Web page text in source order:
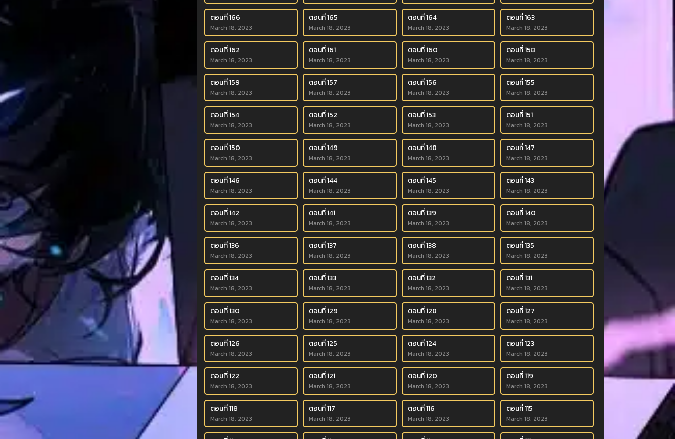
ตอนที่ 166
March 18, 2023
ตอนที่ 165
March 18, 2023
ตอนที่ 164
March 18, 2023
ตอนที่ 163
March 18, 2023
ตอนที่ 162
March 18, 2023
ตอนที่ 161
March 18, 2023
ตอนที่ 160
March 18, 2023
ตอนที่ 158
March 18, 2023
ตอนที่ 159
March 18, 2023
ตอนที่ 157
March 18, 2023
ตอนที่ 156
March 18, 2023
ตอนที่ 155
March 18, 2023
ตอนที่ 154
March 18, 2023
ตอนที่ 152
March 18, 2023
ตอนที่ 153
March 18, 2023
ตอนที่ 151
March 18, 2023
ตอนที่ 150
March 18, 2023
ตอนที่ 149
March 18, 2023
ตอนที่ 148
March 18, 2023
ตอนที่ 147
March 18, 2023
ตอนที่ 146
March 18, 2023
ตอนที่ 144
March 18, 2023
ตอนที่ 145
March 18, 2023
ตอนที่ 143
March 18, 2023
ตอนที่ 142
March 18, 2023
ตอนที่ 141
March 18, 2023
ตอนที่ 139
March 18, 2023
ตอนที่ 140
March 18, 2023
ตอนที่ 136
March 18, 2023
ตอนที่ 137
March 18, 2023
ตอนที่ 138
March 18, 2023
ตอนที่ 135
March 18, 2023
ตอนที่ 134
March 18, 2023
ตอนที่ 133
March 18, 2023
ตอนที่ 132
March 18, 2023
ตอนที่ 131
March 18, 2023
ตอนที่ 130
March 18, 2023
ตอนที่ 129
March 18, 2023
ตอนที่ 128
March 18, 2023
ตอนที่ 127
March 18, 2023
ตอนที่ 126
March 18, 2023
ตอนที่ 125
March 18, 2023
ตอนที่ 124
March 18, 2023
ตอนที่ 123
March 18, 2023
ตอนที่ 122
March 18, 2023
ตอนที่ 121
March 18, 2023
ตอนที่ 120
March 18, 2023
ตอนที่ 119
March 18, 2023
ตอนที่ 118
March 18, 2023
ตอนที่ 117
March 18, 2023
ตอนที่ 116
March 18, 2023
ตอนที่ 115
March 18, 2023